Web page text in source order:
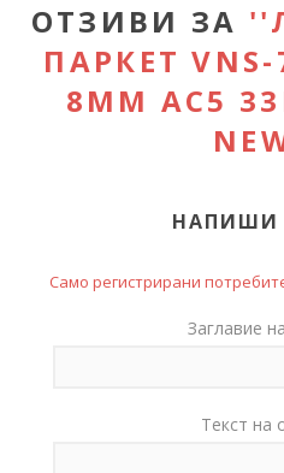
ОТЗИВИ ЗА
ПАРКЕТ VNS-
8ММ АС5
НАПИШИ
Само регистрирани
Заглавие
Текст на